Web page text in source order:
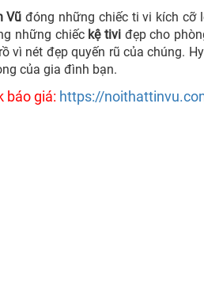
Vũđóng những chiếc ti vi kích cỡ
những chiếc kệ tiviđẹp cho
vì nét đẹp quyến rũ của chúng.
của gia đình bạn.
báo giá: https://